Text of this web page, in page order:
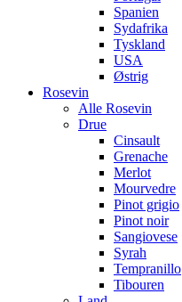
Spanien
Sydafrika
Tyskland
USA
Østrig
Rosevin
Alle Rosevin
Drue
Cinsault
Grenache
Merlot
Mourvedre
Pinot grigio
Pinot noir
Sangiovese
Syrah
Tempranillo
Tibouren